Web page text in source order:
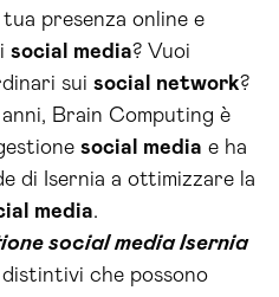
presenza online e
social media? Vuoi
sui social network?
Brain Computing è
social media e ha
di Isernia a ottimizzare la
media.
social media Isernia
che possono